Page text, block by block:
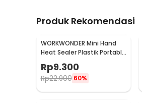
Produk Rekomendasi
WORKWONDER Mini Hand
Heat Sealer Plastik Portable
Baterai AA - LX2000A
Rp9.300
Rp22.900 60%